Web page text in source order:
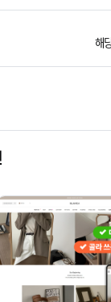
에는 취소/교환이 불가
페이지
서 배포되는 주문서양
해